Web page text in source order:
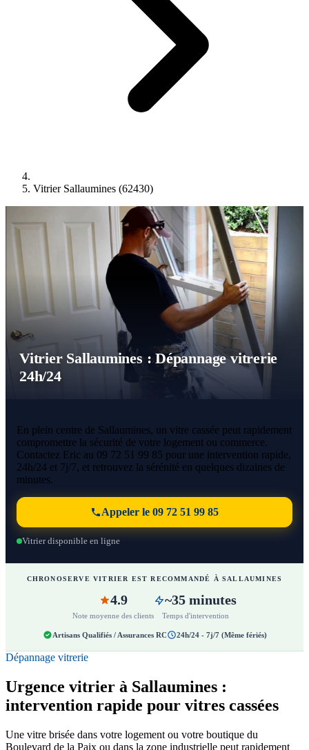
Vitrier Sallaumines (62430)
Vitrier Sallaumines : Dépannage vitrerie
24h/24
En plein centre de Sallaumines, un vitre cassée peut rapidement
compromettre la sécurité de votre logement ou commerce.
Contactez Eric au 09 72 51 99 85 pour une intervention rapide,
24h/24 et 7j/7, et retrouvez la sérénité en quelques dizaines de
minutes.
Appeler le 09 72 51 99 85
Vitrier disponible en ligne
CHRONOSERVE VITRIER EST RECOMMANDÉ À SALLAUMINES
4.9
Note moyenne des clients
~35 minutes
Temps d'intervention
Artisans Qualifiés / Assurances RC 24h/24 - 7j/7 (Même fériés)
Dépannage vitrerie
Urgence vitrier à Sallaumines :
intervention rapide pour vitres cassées
Une vitre brisée dans votre logement ou votre boutique du
Boulevard de la Paix ou dans la zone industrielle peut rapidement